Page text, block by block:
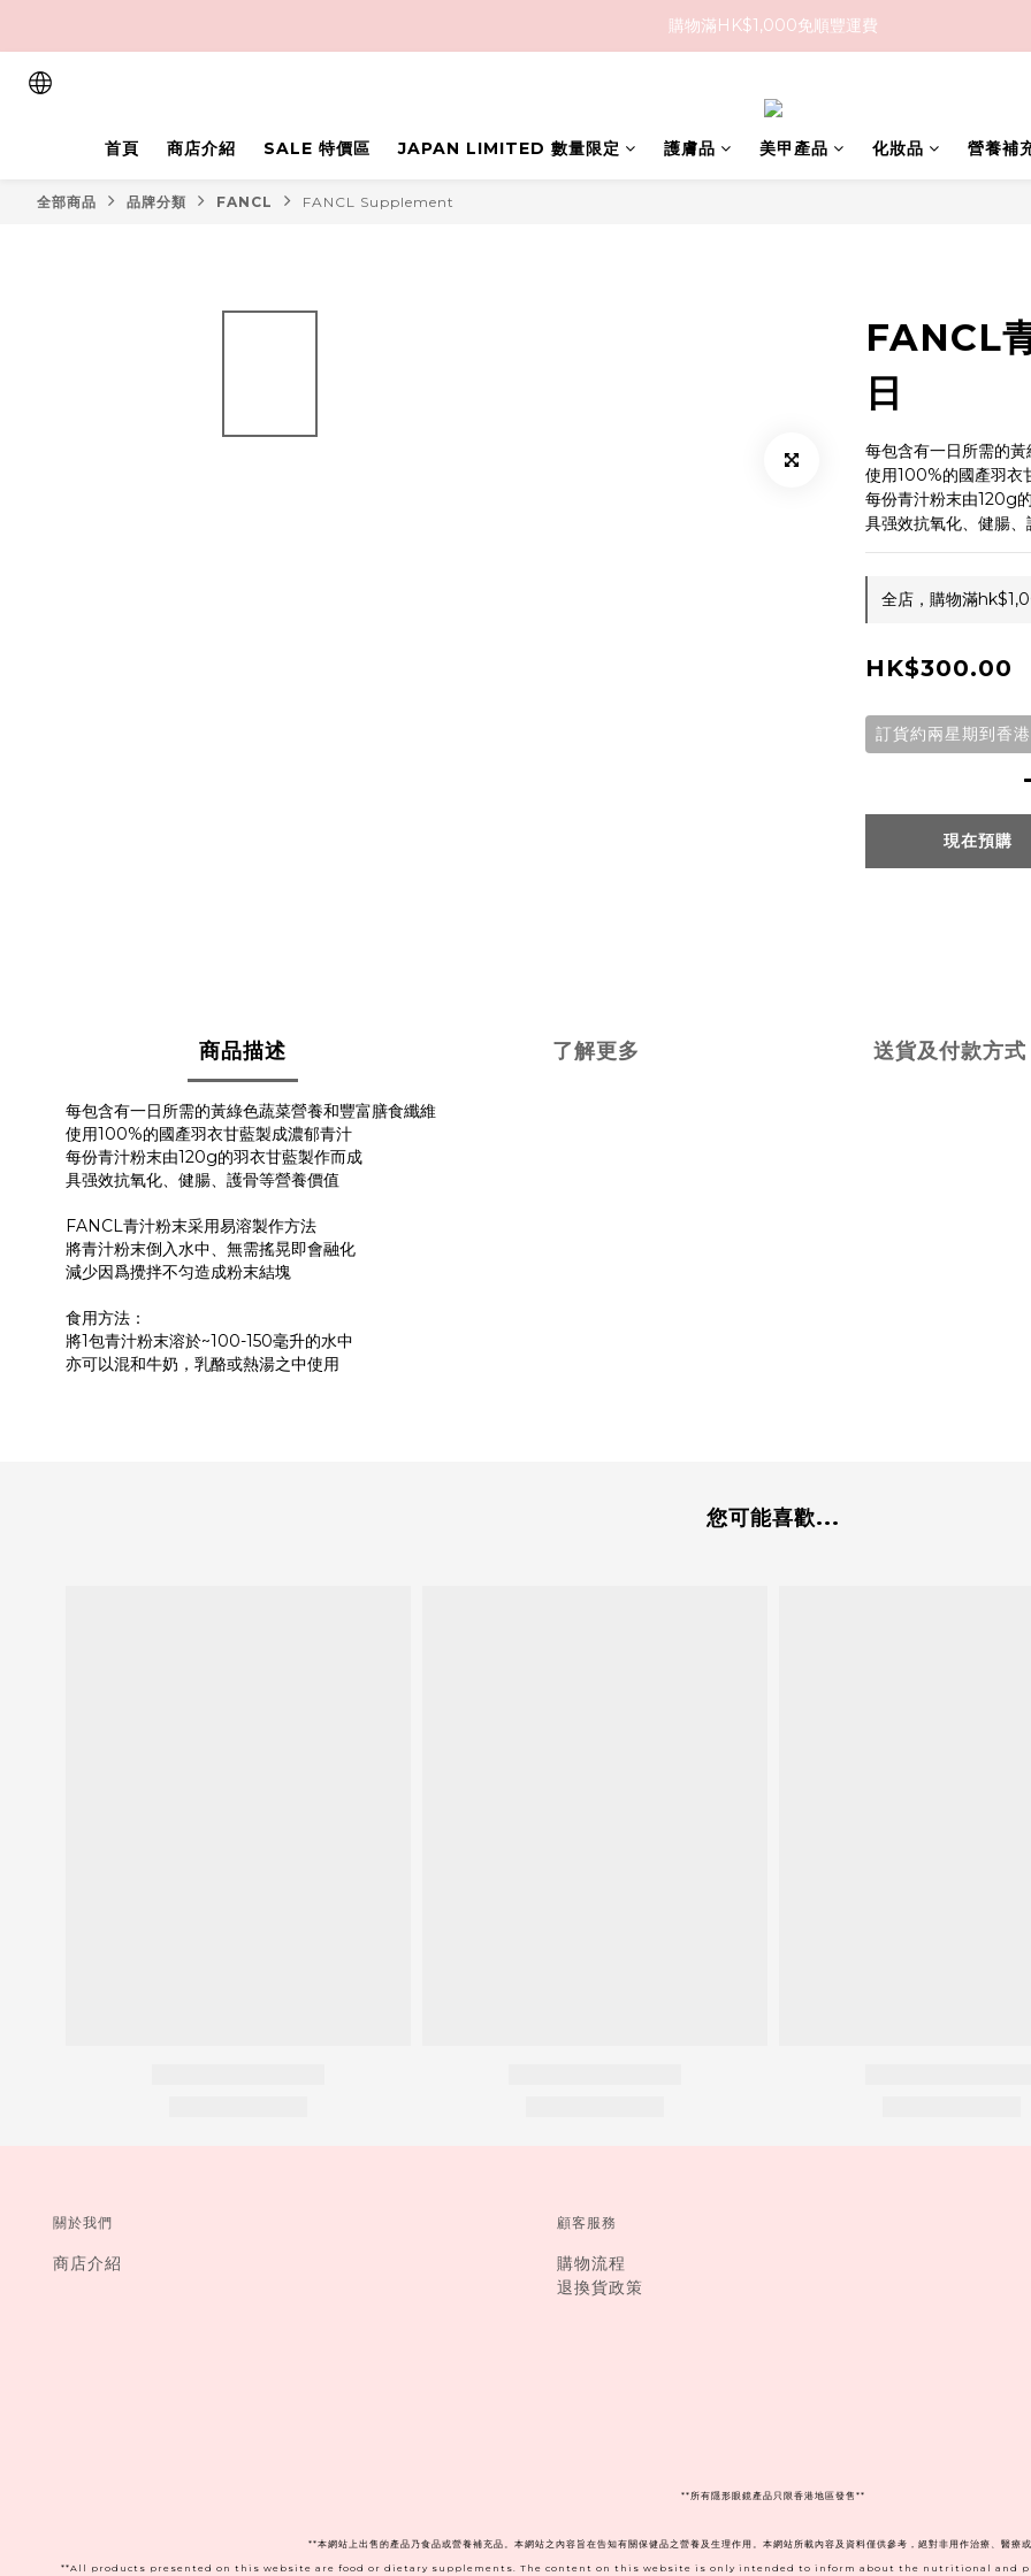
購物滿HK$1,000免順豐運費
購物滿HK$1,000免順豐運費
首頁
商店介紹 SALE 特價區 JAPAN LIMITED 數量限定 護膚品 美甲產品 化妝品 營養補
全部商品 品牌分類 FANCL FANCL Supplement
FANCL
日
每包含有一日所需的
使用100%的國產羽衣
每份青汁粉末由120g
具强效抗氧化、健腸
全店，購物滿
HK$300.00
訂貨約兩星期到香港
現在預購
商品描述 了解更多 送貨及付款方式
每包含有一日所需的黃綠色蔬菜營養和豐富膳食纖維
使用100%的國產羽衣甘藍製成濃郁青汁
每份青汁粉末由120g的羽衣甘藍製作而成
具强效抗氧化、健腸、護骨等營養價值
FANCL青汁粉末采用易溶製作方法
將青汁粉末倒入水中、無需搖晃即會融化
減少因爲攪拌不匀造成粉末結塊
食用方法：
將1包青汁粉末溶於~100-150毫升的水中
亦可以混和牛奶，乳酪或熱湯之中使用
您可能喜歡...
關於我們
商店介紹
顧客服務
購物流程
退換貨政策
** 所有隱形眼鏡產品只限香港地區發售**
**本網站上出售的產品乃食品或營養補充品。本網站之內容旨在告知有關保健品之營養及生理作用。本網站所載內容及資料僅供參考，絕對非用作治療、醫療
**All products presented on this website are food or dietary supplements. The content on this website is only intended to inform about the nutritional and